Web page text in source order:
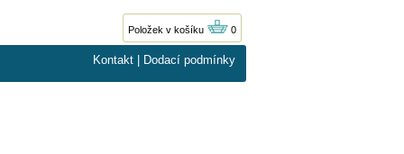
Položek v košíku 0
Kontakt Dodací podmínky